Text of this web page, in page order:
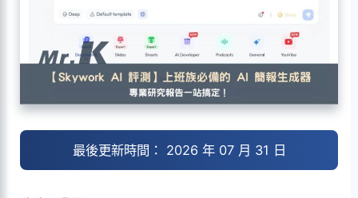
最後更新時間： 2026 年 07 月 31 日